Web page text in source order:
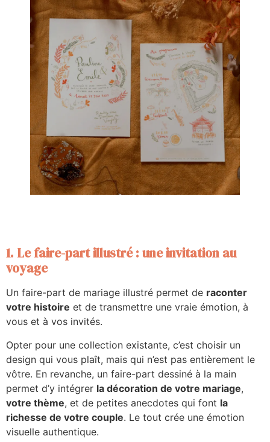
1. Le faire-part illustré : une invitation au
voyage
Un faire-part de mariage illustré permet de raconter
votre histoire et de transmettre une vraie émotion, à
vous et à vos invités.
Opter pour une collection existante, c’est choisir un
design qui vous plaît, mais qui n’est pas entièrement le
vôtre. En revanche, un faire-part dessiné à la main
permet d’y intégrer la décoration de votre mariage,
votre thème, et de petites anecdotes qui font la
richesse de votre couple. Le tout crée une émotion
visuelle authentique.